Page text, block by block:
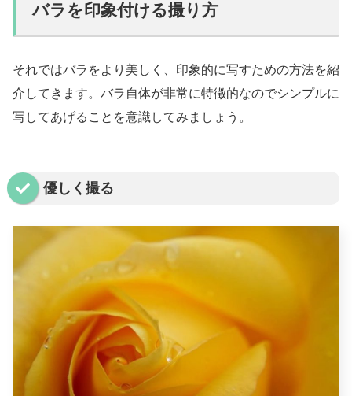
バラを印象付ける撮り方
それではバラをより美しく、印象的に写すための方法を紹
介してきます。バラ自体が非常に特徴的なのでシンプルに
写してあげることを意識してみましょう。
優しく撮る